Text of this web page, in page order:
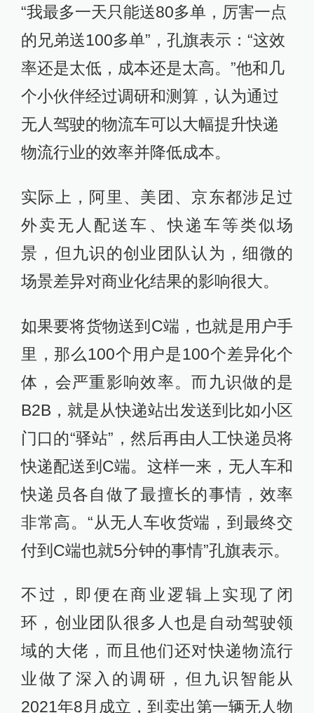
“我最多一天只能送80多单，厉害一点
的兄弟送100多单”，孔旗表示：“这效
率还是太低，成本还是太高。”他和几
个小伙伴经过调研和测算，认为通过
无人驾驶的物流车可以大幅提升快递
物流行业的效率并降低成本。
实际上，阿里、美团、京东都涉足过
外卖无人配送车、快递车等类似场
景，但九识的创业团队认为，细微的
场景差异对商业化结果的影响很大。
如果要将货物送到C端，也就是用户手
里，那么100个用户是100个差异化个
体，会严重影响效率。而九识做的是
B2B，就是从快递站出发送到比如小区
门口的“驿站”，然后再由人工快递员将
快递配送到C端。这样一来，无人车和
快递员各自做了最擅长的事情，效率
非常高。“从无人车收货端，到最终交
付到C端也就5分钟的事情”孔旗表示。
不过，即便在商业逻辑上实现了闭
环，创业团队很多人也是自动驾驶领
域的大佬，而且他们还对快递物流行
业做了深入的调研，但九识智能从
2021年8月成立，到卖出第一辆无人物